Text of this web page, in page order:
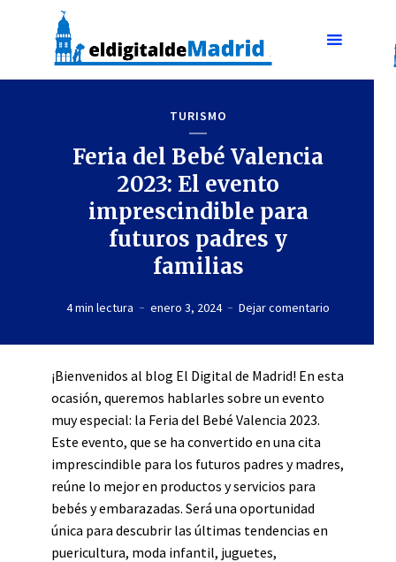
TURISMO
Feria del Bebé Valencia
2023: El evento
imprescindible para
futuros padres y
familias
4 min lectura enero 3, 2024 Dejar comentario
¡Bienvenidos al blog El Digital de Madrid! En esta
ocasión, queremos hablarles sobre un evento
muy especial: la Feria del Bebé Valencia 2023.
Este evento, que se ha convertido en una cita
imprescindible para los futuros padres y madres,
reúne lo mejor en productos y servicios para
bebés y embarazadas. Será una oportunidad
única para descubrir las últimas tendencias en
puericultura, moda infantil, juguetes,